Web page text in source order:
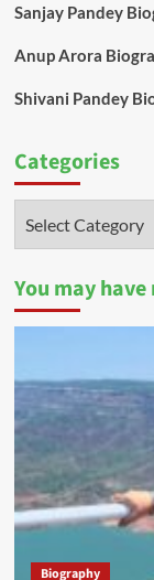
Sanjay Pandey
Anup Arora
Shivani Pandey
Categories
You may have
Biography